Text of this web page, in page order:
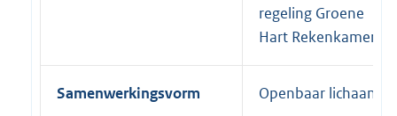
regeling Groene
Hart Rekenkamer
Samenwerkingsvorm Openbaar lichaam